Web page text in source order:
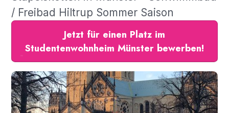
/ Freibad Hiltrup Sommer Saison
Jetzt für einen Platz im
Studentenwohnheim Münster bewerben!